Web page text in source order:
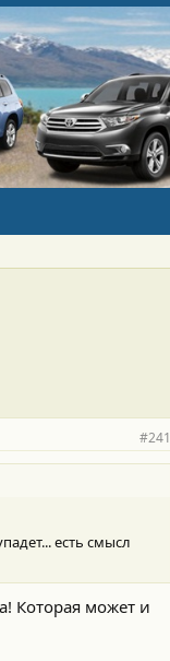
#241
есть смысл
Которая может и